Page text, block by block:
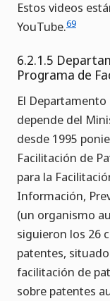
Estos videos
YouTube.69
6.2.1.5
Programa de
El
depende del
desde 1995
Facilitación de
para la
Información,
(un organismo
siguieron los 26
patentes,
facilitación de
sobre patentes